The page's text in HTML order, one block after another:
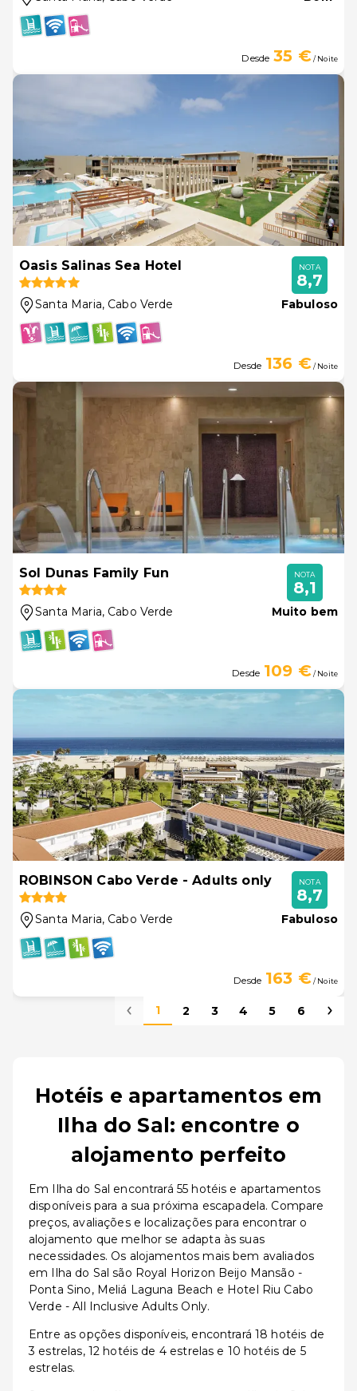
Desde 35 €/ Noite
Oasis Salinas Sea Hotel
Santa Maria, Cabo Verde
NOTA
8,7
Fabuloso
Desde 136 €/ Noite
Sol Dunas Family Fun
Santa Maria, Cabo Verde
NOTA
8,1
Muito bem
Desde 109 €/ Noite
ROBINSON Cabo Verde - Adults only
Santa Maria, Cabo Verde
NOTA
8,7
Fabuloso
Desde 163 €/ Noite
1 2 3 4 5 6
Hotéis e apartamentos em
Ilha do Sal: encontre o
alojamento perfeito
Em Ilha do Sal encontrará 55 hotéis e apartamentos
disponíveis para a sua próxima escapadela. Compare
preços, avaliações e localizações para encontrar o
alojamento que melhor se adapta às suas
necessidades. Os alojamentos mais bem avaliados
em Ilha do Sal são Royal Horizon Beijo Mansão -
Ponta Sino, Meliá Laguna Beach e Hotel Riu Cabo
Verde - All Inclusive Adults Only.
Entre as opções disponíveis, encontrará 18 hotéis de
3 estrelas, 12 hotéis de 4 estrelas e 10 hotéis de 5
estrelas.